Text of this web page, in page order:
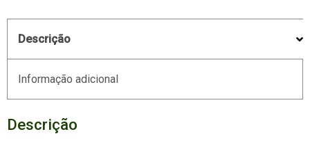
Descrição
Informação adicional
Descrição